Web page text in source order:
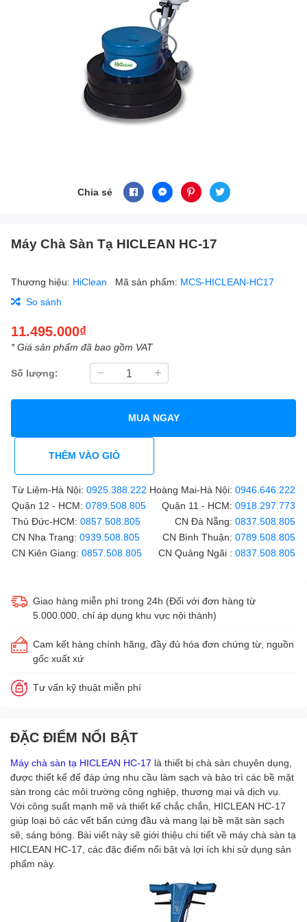
Chia sẻ
Máy Chà Sàn Tạ HICLEAN HC-17
Thương hiệu: HiClean Mã sản phẩm: MCS-HICLEAN-HC17
So sánh
11.495.000₫
* Giá sản phẩm đã bao gồm VAT
Số lượng:
MUA NGAY
THÊM VÀO GIỎ
Từ Liêm-Hà Nội: 0925.388.222 Hoàng Mai-Hà Nội: 0946.646.222
Quận 12 - HCM: 0789.508.805 Quận 11 - HCM: 0918.297.773
Thủ Đức-HCM: 0857.508.805 CN Đà Nẵng: 0837.508.805
CN Nha Trang: 0939.508.805 CN Bình Thuận: 0789.508.805
CN Kiên Giang: 0857.508.805 CN Quảng Ngãi : 0837.508.805
Giao hàng miễn phí trong 24h (Đối với đơn hàng từ
5.000.000, chỉ áp dụng khu vực nội thành)
Cam kết hàng chính hãng, đầy đủ hóa đơn chứng từ, nguồn
gốc xuất xứ
Tư vấn kỹ thuật miễn phí
ĐẶC ĐIỂM NỔI BẬT
Máy chà sàn tạ HICLEAN HC-17 là thiết bị chà sàn chuyên dụng,
được thiết kế để đáp ứng nhu cầu làm sạch và bảo trì các bề mặt
sàn trong các môi trường công nghiệp, thương mại và dịch vụ.
Với công suất mạnh mẽ và thiết kế chắc chắn, HICLEAN HC-17
giúp loại bỏ các vết bẩn cứng đầu và mang lại bề mặt sàn sạch
sẽ, sáng bóng. Bài viết này sẽ giới thiệu chi tiết về máy chà sàn tạ
HICLEAN HC-17, các đặc điểm nổi bật và lợi ích khi sử dụng sản
phẩm này.